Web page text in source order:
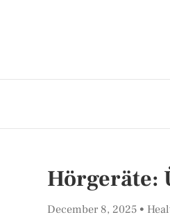
Hörgeräte:
December 8, 2025